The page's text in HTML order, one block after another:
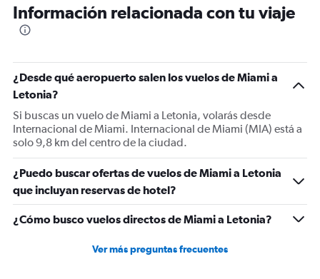
categories.
The
Y
axis
displaying
values.
Range:
0
1500.
Información relacionada con tu viaje
¿Desde qué aeropuerto salen los vuelos de Miami a
Letonia?
Si buscas un vuelo de Miami a Letonia, volarás desde
Internacional de Miami. Internacional de Miami (MIA) está a
solo 9,8 km del centro de la ciudad.
¿Puedo buscar ofertas de vuelos de Miami a Letonia
que incluyan reservas de hotel?
¿Cómo busco vuelos directos de Miami a Letonia?
Ver más preguntas frecuentes